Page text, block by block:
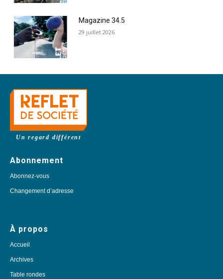
Magazine 34.5
29 juillet 2026
Un regard différent
Abonnement
Abonnez-vous
Changement d’adresse
À propos
Accueil
Archives
Table rondes